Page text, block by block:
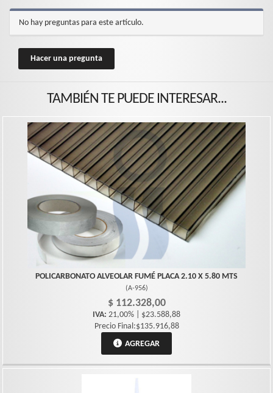
No hay preguntas para este artículo.
Hacer una pregunta
TAMBIÉN TE PUEDE INTERESAR...
POLICARBONATO ALVEOLAR FUMÉ PLACA 2.10 X 5.80 MTS
(A-956)
$ 112.328,00
IVA: 21,00% | $23.588,88
Precio Final:$135.916,88
AGREGAR